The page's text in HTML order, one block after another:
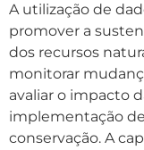
A utilização de
promover a
dos recursos
monitorar
avaliar o impacto
implementação
conservação. A